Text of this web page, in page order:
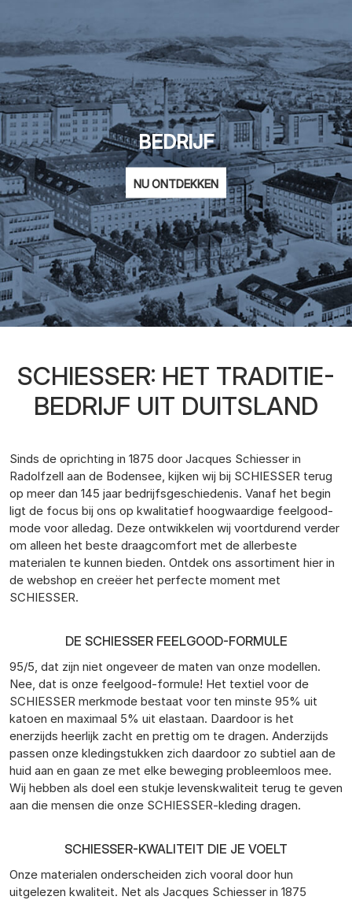
BEDRIJF
NU ONTDEKKEN
SCHIESSER: HET TRADITIE-
BEDRIJF UIT DUITSLAND
Sinds de oprichting in 1875 door Jacques Schiesser in
Radolfzell aan de Bodensee, kijken wij bij SCHIESSER terug
op meer dan 145 jaar bedrijfsgeschiedenis. Vanaf het begin
ligt de focus bij ons op kwalitatief hoogwaardige feelgood-
mode voor alledag. Deze ontwikkelen wij voortdurend verder
om alleen het beste draagcomfort met de allerbeste
materialen te kunnen bieden. Ontdek ons assortiment hier in
de webshop en creëer het perfecte moment met
SCHIESSER.
DE SCHIESSER FEELGOOD-FORMULE
95/5, dat zijn niet ongeveer de maten van onze modellen.
Nee, dat is onze feelgood-formule! Het textiel voor de
SCHIESSER merkmode bestaat voor ten minste 95% uit
katoen en maximaal 5% uit elastaan. Daardoor is het
enerzijds heerlijk zacht en prettig om te dragen. Anderzijds
passen onze kledingstukken zich daardoor zo subtiel aan de
huid aan en gaan ze met elke beweging probleemloos mee.
Wij hebben als doel een stukje levenskwaliteit terug te geven
aan die mensen die onze SCHIESSER-kleding dragen.
SCHIESSER-KWALITEIT DIE JE VOELT
Onze materialen onderscheiden zich vooral door hun
uitgelezen kwaliteit. Net als Jacques Schiesser in 1875